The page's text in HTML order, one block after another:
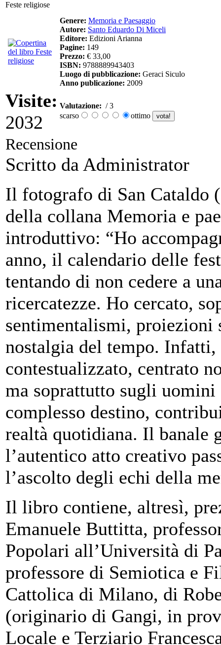
Feste religiose
Genere: Memoria e Paesaggio
Autore: Santo Eduardo Di Miceli
Editore: Edizioni Arianna
Pagine: 149
Prezzo: € 33,00
ISBN: 9788889943403
Luogo di pubblicazione: Geraci Siculo
Anno publicazione: 2009
Visite:
2032
Valutazione: / 3
scarso
ottimo
Recensione
Scritto da Administrator
Il fotografo di San
della collana Memoria e
introduttivo: “Ho
anno, il calendario delle
tentando di non cedere a
ricercatezze. Ho cercato,
sentimentalismi, proiezioni
nostalgia del tempo.
contestualizzato, centrato
ma soprattutto sugli
complesso destino,
realtà quotidiana. Il banale
l’autentico atto creativo
l’ascolto degli echi della
Il libro contiene, altresì,
Emanuele Buttitta,
Popolari all’Università di
professore di Semiotica e
Cattolica di Milano, di
(originario di Gangi, in
Locale e Terziario